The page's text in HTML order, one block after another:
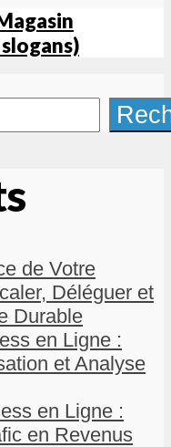
de Votre
Déléguer et
Durable
en Ligne :
et Analyse
en Ligne :
en Revenus